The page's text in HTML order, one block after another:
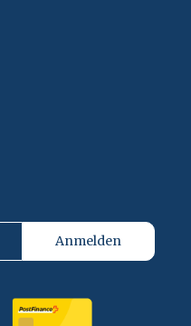
Anmelden